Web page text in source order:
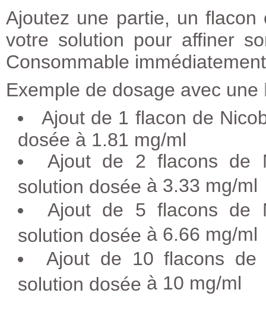
Ajoutez une partie, un
votre solution pour affiner
Consommable
Exemple de dosage avec une
Ajout de 1 flacon de
dosée à 1.81 mg/ml
Ajout de 2 flacons de
solution dosée à 3.33 mg/ml
Ajout de 5 flacons de
solution dosée à 6.66 mg/ml
Ajout de 10 flacons
solution dosée à 10 mg/ml